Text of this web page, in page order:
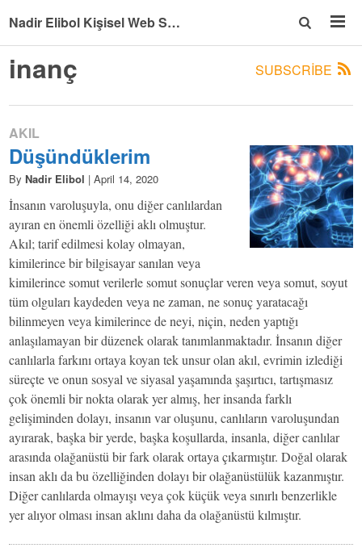
Nadir Elibol Kişisel Web Sitesi
SUBSCRIBE
inanç
AKIL
Düşündüklerim
By Nadir Elibol | April 14, 2020
İnsanın varoluşuyla, onu diğer canlılardan
ayıran en önemli özelliği aklı olmuştur.
Akıl; tarif edilmesi kolay olmayan,
kimilerince bir bilgisayar sanılan veya
kimilerince somut verilerle somut sonuçlar veren veya somut, soyut
tüm olguları kaydeden veya ne zaman, ne sonuç yaratacağı
bilinmeyen veya kimilerince de neyi, niçin, neden yaptığı
anlaşılamayan bir düzenek olarak tanımlanmaktadır. İnsanın diğer
canlılarla farkını ortaya koyan tek unsur olan akıl, evrimin izlediği
süreçte ve onun sosyal ve siyasal yaşamında şaşırtıcı, tartışmasız
çok önemli bir nokta olarak yer almış, her insanda farklı
gelişiminden dolayı, insanın var oluşunu, canlıların varoluşundan
ayırarak, başka bir yerde, başka koşullarda, insanla, diğer canlılar
arasında olağanüstü bir fark olarak ortaya çıkarmıştır. Doğal olarak
insan aklı da bu özelliğinden dolayı bir olağanüstülük kazanmıştır.
Diğer canlılarda olmayışı veya çok küçük veya sınırlı benzerlikle
yer alıyor olması insan aklını daha da olağanüstü kılmıştır.